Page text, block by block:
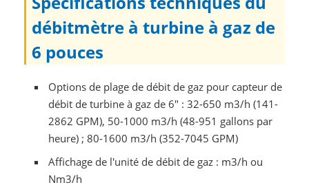
débitmètre à turbine à gaz de
6 pouces
Options de plage de débit de gaz pour capteur de
débit de turbine à gaz de 6" : 32-650 m3/h (141-
2862 GPM), 50-1000 m3/h (48-951 gallons par
heure) ; 80-1600 m3/h (352-7045 GPM)
Affichage de l'unité de débit de gaz : m3/h ou
Nm3/h